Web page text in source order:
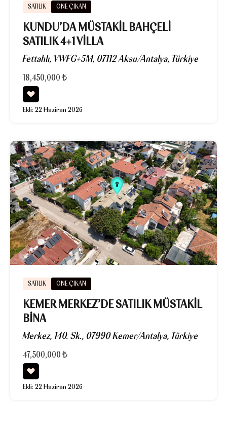
SATILIK ÖNE ÇIKAN
KUNDU’DA MÜSTAKIL BAHÇELI
SATILIK 4+1 VILLA
Fettahlı, VWFG+5M, 07112 Aksu/Antalya, Türkiye
18,450,000 ₺
Ekli: 22 Haziran 2026
SATILIK ÖNE ÇIKAN
KEMER MERKEZ’DE SATILIK MÜSTAKIL
BINA
Merkez, 140. Sk., 07990 Kemer/Antalya, Türkiye
47,500,000 ₺
Ekli: 22 Haziran 2026